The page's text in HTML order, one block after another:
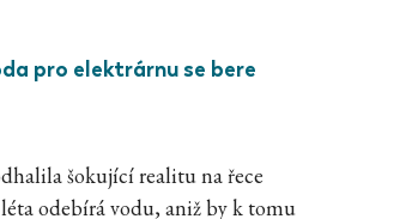
pro elektrárnu se bere
šokující realitu na řece
odebírá vodu, aniž by k tomu